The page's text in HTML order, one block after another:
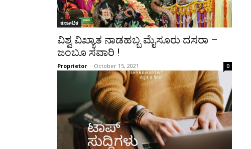
ಕರ್ನಾಟಕ
ವಿಶ್ವ ವಿಖ್ಯಾತ ನಾಡಹಬ್ಬ ಮೈಸೂರು ದಸರಾ –
ಜಂಬೂ ಸವಾರಿ !
Proprietor - October 15, 2021 0